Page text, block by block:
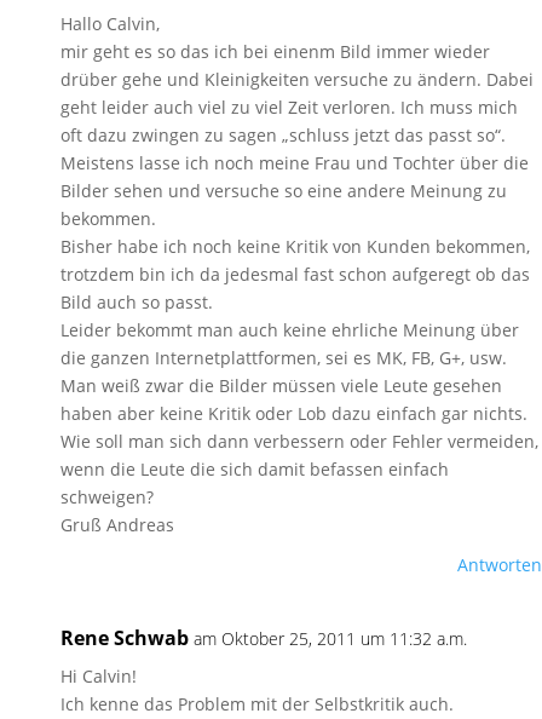
Hallo Calvin,
mir geht es so das ich bei einenm Bild immer wieder
drüber gehe und Kleinigkeiten versuche zu ändern. Dabei
geht leider auch viel zu viel Zeit verloren. Ich muss mich
oft dazu zwingen zu sagen „schluss jetzt das passt so“.
Meistens lasse ich noch meine Frau und Tochter über die
Bilder sehen und versuche so eine andere Meinung zu
bekommen.
Bisher habe ich noch keine Kritik von Kunden bekommen,
trotzdem bin ich da jedesmal fast schon aufgeregt ob das
Bild auch so passt.
Leider bekommt man auch keine ehrliche Meinung über
die ganzen Internetplattformen, sei es MK, FB, G+, usw.
Man weiß zwar die Bilder müssen viele Leute gesehen
haben aber keine Kritik oder Lob dazu einfach gar nichts.
Wie soll man sich dann verbessern oder Fehler vermeiden,
wenn die Leute die sich damit befassen einfach
schweigen?
Gruß Andreas
Antworten
Rene Schwab am Oktober 25, 2011 um 11:32 a.m.
Hi Calvin!
Ich kenne das Problem mit der Selbstkritik auch.